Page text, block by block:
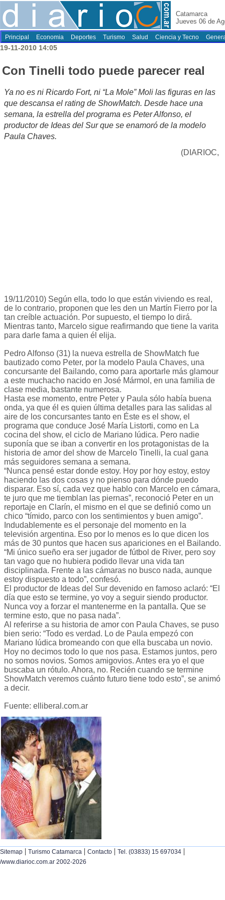
Catamarca
Jueves 06 de
Principal Economia Deportes Turismo Salud Ciencia y Tecno
19-11-2010 14:05
Con Tinelli todo puede parecer real
Ya no es ni Ricardo Fort, ni “La Mole” Moli las figuras en las
que descansa el rating de ShowMatch. Desde hace una
semana, la estrella del programa es Peter Alfonso, el
productor de Ideas del Sur que se enamoró de la modelo
Paula Chaves.
(DIARIOC,
19/11/2010) Según ella, todo lo que están viviendo es real,
de lo contrario, proponen que les den un Martín Fierro por la
tan creíble actuación. Por supuesto, el tiempo lo dirá.
Mientras tanto, Marcelo sigue reafirmando que tiene la varita
para darle fama a quien él elija.
Pedro Alfonso (31) la nueva estrella de ShowMatch fue
bautizado como Peter, por la modelo Paula Chaves, una
concursante del Bailando, como para aportarle más glamour
a este muchacho nacido en José Mármol, en una familia de
clase media, bastante numerosa.
Hasta ese momento, entre Peter y Paula sólo había buena
onda, ya que él es quien última detalles para las salidas al
aire de los concursantes tanto en Éste es el show, el
programa que conduce José María Listorti, como en La
cocina del show, el ciclo de Mariano Iúdica. Pero nadie
suponía que se iban a convertir en los protagonistas de la
historia de amor del show de Marcelo Tinelli, la cual gana
más seguidores semana a semana.
“Nunca pensé estar donde estoy. Hoy por hoy estoy, estoy
haciendo las dos cosas y no pienso para dónde puedo
disparar. Eso sí, cada vez que hablo con Marcelo en cámara,
te juro que me tiemblan las piernas”, reconoció Peter en un
reportaje en Clarín, el mismo en el que se definió como un
chico “tímido, parco con los sentimientos y buen amigo”.
Indudablemente es el personaje del momento en la
televisión argentina. Eso por lo menos es lo que dicen los
más de 30 puntos que hacen sus apariciones en el Bailando.
“Mi único sueño era ser jugador de fútbol de River, pero soy
tan vago que no hubiera podido llevar una vida tan
disciplinada. Frente a las cámaras no busco nada, aunque
estoy dispuesto a todo”, confesó.
El productor de Ideas del Sur devenido en famoso aclaró: “El
día que esto se termine, yo voy a seguir siendo productor.
Nunca voy a forzar el mantenerme en la pantalla. Que se
termine esto, que no pasa nada”.
Al referirse a su historia de amor con Paula Chaves, se puso
bien serio: “Todo es verdad. Lo de Paula empezó con
Mariano Iúdica bromeando con que ella buscaba un novio.
Hoy no decimos todo lo que nos pasa. Estamos juntos, pero
no somos novios. Somos amigovios. Antes era yo el que
buscaba un rótulo. Ahora, no. Recién cuando se termine
ShowMatch veremos cuánto futuro tiene todo esto”, se animó
a decir.
Fuente: elliberal.com.ar
Sitemap | Turismo Catamarca | Contacto | Tel. (03833) 15 697034 |
/www.diarioc.com.ar 2002-2026